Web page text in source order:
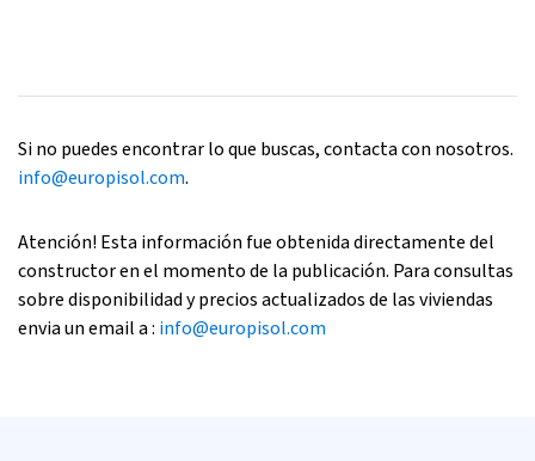
Si no puedes encontrar lo que buscas, contacta con nosotros.
info@europisol.com.
Atención! Esta información fue obtenida directamente del
constructor en el momento de la publicación. Para consultas
sobre disponibilidad y precios actualizados de las viviendas
envia un email a : info@europisol.com